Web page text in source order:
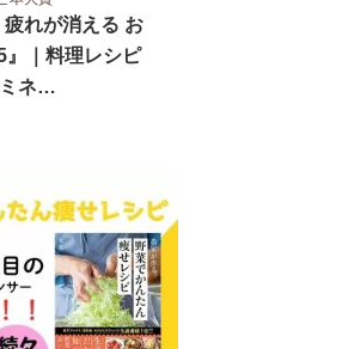
疲れが消える お
』｜料理レシピ
ネ…